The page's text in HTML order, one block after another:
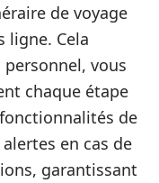
de voyage
ligne. Cela
vous
chaque étape
de
en cas de
garantissant